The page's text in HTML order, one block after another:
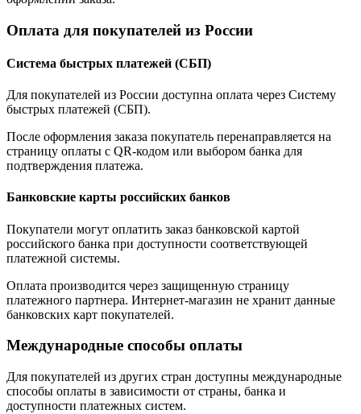
Оплата для покупателей из России
Система быстрых платежей (СБП)
Для покупателей из России доступна оплата через Систему
быстрых платежей (СБП).
После оформления заказа покупатель перенаправляется на
страницу оплаты с QR-кодом или выбором банка для
подтверждения платежа.
Банковские карты российских банков
Покупатели могут оплатить заказ банковской картой
российского банка при доступности соответствующей
платежной системы.
Оплата производится через защищенную страницу
платежного партнера. Интернет-магазин не хранит данные
банковских карт покупателей.
Международные способы оплаты
Для покупателей из других стран доступны международные
способы оплаты в зависимости от страны, банка и
доступности платежных систем.